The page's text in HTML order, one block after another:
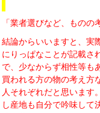
「業者選びなど、ものの
結論からいいますと、実
にりっぱなことが記載さ
で、少なからず相性等も
買われる方の物の考え方
人それぞれだと思います
し産地も自分で吟味して